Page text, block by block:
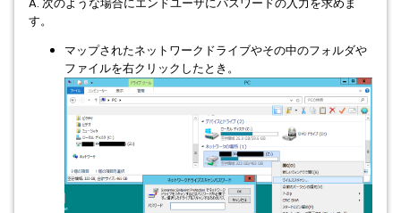
す。
マップされたネットワークドライブやその中のフォルダや
ファイルを右クリックしたとき。